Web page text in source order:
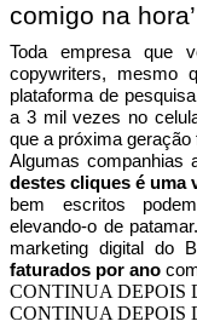
comigo na hora’
Toda empresa que
copywriters, mesmo
plataforma de
a 3 mil vezes no
que a próxima geração
Algumas companhias
destes cliques é uma
bem escritos
elevando-o de
marketing digital do
faturados por ano
CONTINUA DEPOIS
CONTINUA DEPOIS